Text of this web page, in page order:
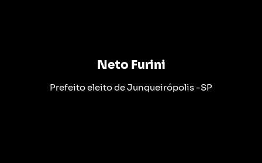
Neto Furini
Prefeito eleito de Junqueirópolis -SP